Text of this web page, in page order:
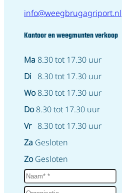
info@weegbrugagriport.nl
Kantoor en weegmunten verkoop
Ma8.30 tot 17.30 uur
Di 8.30 tot 17.30 uur
Wo8.30 tot 17.30 uur
Do8.30 tot 17.30 uur
Vr8.30 tot 17.30 uur
ZaGesloten
ZoGesloten